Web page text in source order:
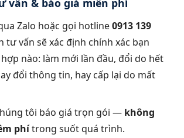
vấn & báo giá miễn phí
Zalo hoặc gọi hotline0913 139
tư vấn sẽ xác định chính xác bạn
nào: làm mới lần đầu, đổi do hết
đổi thông tin, hay cấp lại do mất
tôi báo giá trọn gói — không
phítrong suốt quá trình.